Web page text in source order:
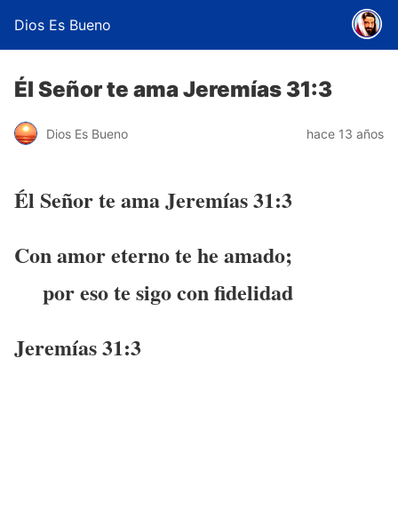
Dios Es Bueno
Él Señor te ama Jeremías 31:3
Dios Es Bueno hace 13 años
Él Señor te ama Jeremías 31:3
Con amor eterno te he amado;
por eso te sigo con fidelidad
Jeremías 31:3